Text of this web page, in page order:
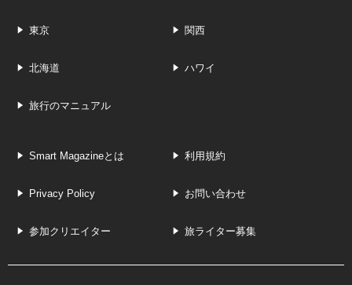
東京 関西
北海道 ハワイ
旅行のマニュアル
Smart Magazineとは 利用規約
Privacy Policy お問い合わせ
参加クリエイター 旅ライター募集